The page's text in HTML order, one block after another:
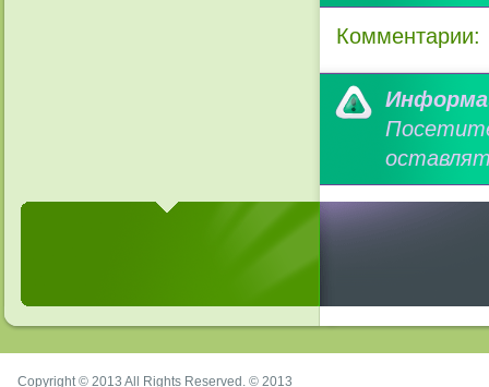
Комментарии:
Copyright © 2013 All Rights Reserved. © 2013